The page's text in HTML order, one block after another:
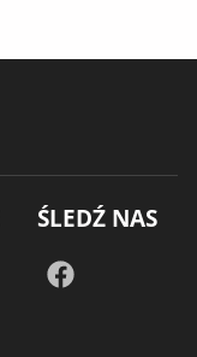
ŚLEDŹ NAS